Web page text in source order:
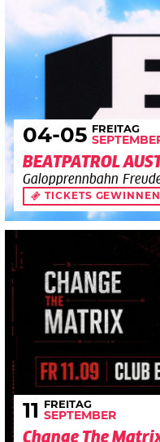
04-05 FREITAG
BEATPATROL
Galopprennbahn
TICKETS GEWINNEN
11 FREITAG
SEPTEMBER
Change The